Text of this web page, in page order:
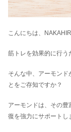
こんにちは、
筋トレを効果的に行う
そんな中、アーモンド
とをご存知ですか？
アーモンドは、その
復を強力にサポートし